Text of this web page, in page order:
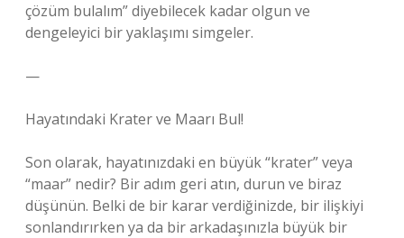
çözüm bulalım” diyebilecek kadar olgun ve
dengeleyici bir yaklaşımı simgeler.
—
Hayatındaki Krater ve Maarı Bul!
Son olarak, hayatınızdaki en büyük “krater” veya
“maar” nedir? Bir adım geri atın, durun ve biraz
düşünün. Belki de bir karar verdiğinizde, bir ilişkiyi
sonlandırırken ya da bir arkadaşınızla büyük bir